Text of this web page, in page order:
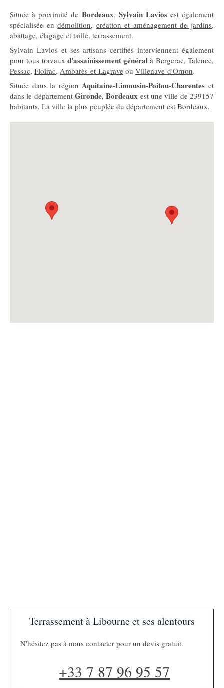
Située à proximité de Bordeaux, Sylvain Lavios est également
spécialisée endémolition, création et aménagement de jardins,
abattage, élagage et taille, terrassement.
Sylvain Lavios et ses artisans certifiés interviennent également
pour tous travaux d'assainissement général à Bergerac,Talence,
Pessac, Floirac, Ambarès-et-Lagrave ou Villenave-d'Ornon.
Située dans la régionAquitaine-Limousin-Poitou-Charentes et
dans le département Gironde,Bordeaux est une ville de 239157
habitants. La ville la plus peuplée du département est Bordeaux.
Terrassement à Libourne et ses alentours
N'hésitez pas à nous contacter pour un devis gratuit.
+33 7 87 96 95 57